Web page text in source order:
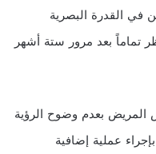
في القدرة البصرية
تماماً بعد مرور ستة أشهر
المريض بعدم وضوح الرؤية
عملية إضافية